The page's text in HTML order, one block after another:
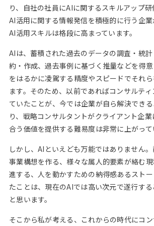
り、自社の社員にAIに関するスキルアップ研
AI活用に関する情報発信を積極的に行う企
AI活用スキルは格段に高まっています。
AIは、蓄積された過去のデータの調査・統
約・作成、過去事例に基づく推量などを得
をはるかに凌駕する精度やスピードでそれ
ます。そのため、以前であればコンサルテ
ていたことが、今では企業が自ら解決でき
り、戦略コンサルタントがクライアント企
合う価値を提供する難易度は非常に上がって
しかし、AIといえども万能ではありません
事業構想を作る、様々な属人的要素が絡む
進する、人を動かすための納得感あるスト
たことは、現在のAIでは高い次元で遂行す
と思います。
そこから私が考える、これからの時代にコ